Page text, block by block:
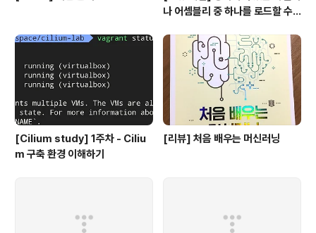
나 어셈블리 중 하나를 로드할 수
[Cilium study] 1주차 - Ciliu
m 구축 환경 이해하기
[리뷰] 처음 배우는 머신러닝